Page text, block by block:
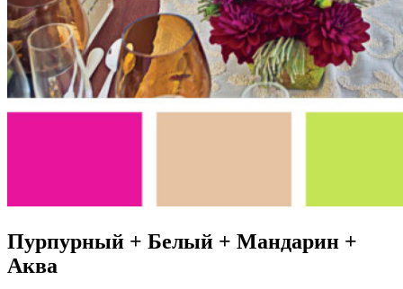
Пурпурный + Белый + Мандарин +
Аква